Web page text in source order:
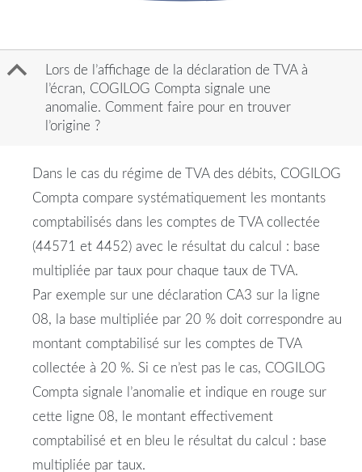
B
Lors de l’affichage de la déclaration de TVA à
l’écran, COGILOG Compta signale une
anomalie. Comment faire pour en trouver
l’origine ?
Dans le cas du régime de TVA des débits, COGILOG
Compta compare systématiquement les montants
comptabilisés dans les comptes de TVA collectée
(44571 et 4452) avec le résultat du calcul : base
multipliée par taux pour chaque taux de TVA.
Par exemple sur une déclaration CA3 sur la ligne
08, la base multipliée par 20 % doit correspondre au
montant comptabilisé sur les comptes de TVA
collectée à 20 %. Si ce n’est pas le cas, COGILOG
Compta signale l’anomalie et indique en rouge sur
cette ligne 08, le montant effectivement
comptabilisé et en bleu le résultat du calcul : base
multipliée par taux.